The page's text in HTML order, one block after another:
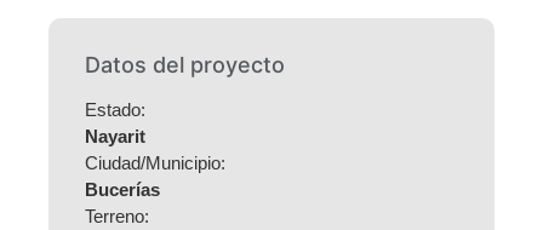
Datos del proyecto
Estado:
Nayarit
Ciudad/Municipio:
Bucerías
Terreno: